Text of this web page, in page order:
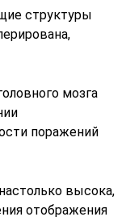
структуры
мозга
поражений
высока,
отображения